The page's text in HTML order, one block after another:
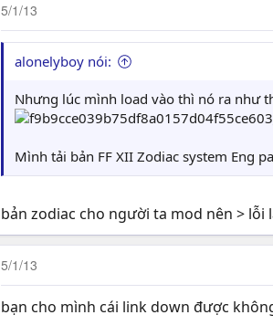
5/1/13
alonelyboy nói:
Nhưng lúc mình load vào thì nó ra như
Mình tải bản FF XII Zodiac system Eng
bản zodiac cho người ta mod nên > lỗi
5/1/13
bạn cho mình cái link down được